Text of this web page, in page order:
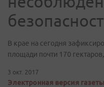
В крае на сегодня
площади почти 170
3 окт. 2017
Электронная версия